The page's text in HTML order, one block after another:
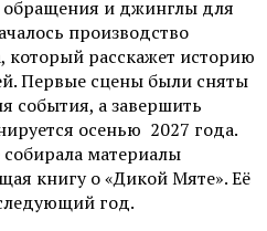
обращения и джинглы для
производство
который расскажет историю
Первые сцены были сняты
события, а завершить
осенью 2027 года.
материалы
книгу о «Дикой Мяте». Её
год.